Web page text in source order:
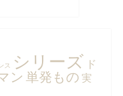
ス シリーズ ド
ン単発もの 実